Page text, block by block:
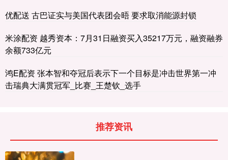
优配送 古巴证实与美国代表团会晤 要求取消能源封锁
米涂配资 越秀资本：7月31日融资买入35217万元，融资融券
余额733亿元
鸿E配资 张本智和夺冠后表示下一个目标是冲击世界第一冲
击瑞典大满贯冠军_比赛_王楚钦_选手
推荐资讯